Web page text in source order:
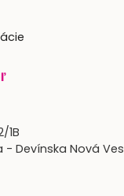
1B
- Devínska Nová Ves